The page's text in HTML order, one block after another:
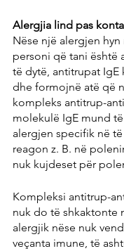
Alergjia lind pas
Nëse një alergjen
personi që tani është
të dytë, antitrupat IgE
dhe formojnë atë që
kompleks antitrup-
molekulë IgE mund
alergjen specifik në
reagon z. B. në
nuk kujdeset për
Kompleksi antitrup-
nuk do të shkaktonte
alergjik nëse nuk
veçanta imune, të